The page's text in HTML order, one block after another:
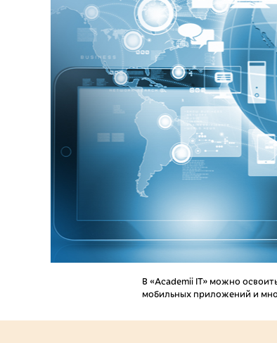
В «Academii IT» можно
мобильных приложений и